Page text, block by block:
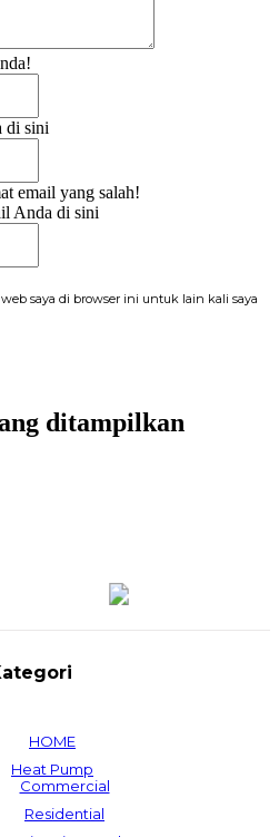
di sini
email yang salah!
Anda di sini
saya di browser ini untuk lain kali saya
ditampilkan
HOME
Heat Pump
Commercial
Residential